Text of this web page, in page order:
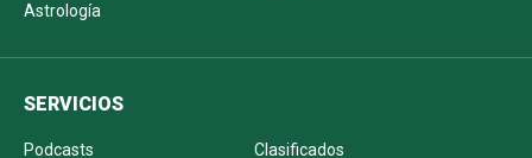
Astrología
SERVICIOS
Podcasts
Clasificados